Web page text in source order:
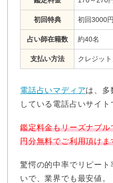
初回特典 初回3000
占い師在籍数 約40名
支払い方法 クレジッ
電話占いマディアは、多
している電話占いサイト
鑑定料金もリーズナブ
円分無料でご利用頂けま
驚愕の的中率でリピー
いで、業界でも最安値。